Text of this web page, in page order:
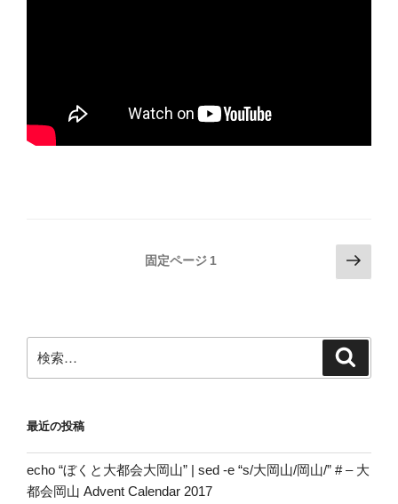
ー
ジ
り
固定ページ 1
次
の
ジ
索:
最近の投稿
echo “ぼくと大都会大岡山” | sed -e “s/大岡山/岡山/” # – 大
都会岡山 Advent Calendar 2017